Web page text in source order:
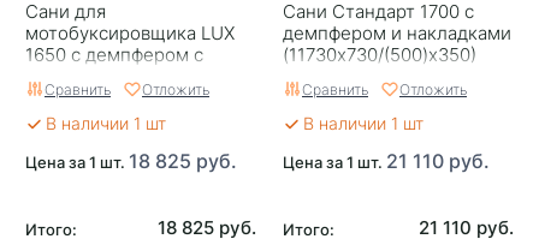
Сани для
мотобуксировщика LUX
1650 с демпфером с
накладками
(1700х710/(500)х260)
Сравнить Отложить
В наличии 1 шт
Цена за 1 шт. 18 825 руб.
Итого: 18 825 руб.
Сани Стандарт 1700 с
демпфером и накладками
(11730х730/(500)х350)
Оранжевые
Сравнить Отложить
В наличии 1 шт
Цена за 1 шт. 21 110 руб.
Итого: 21 110 руб.